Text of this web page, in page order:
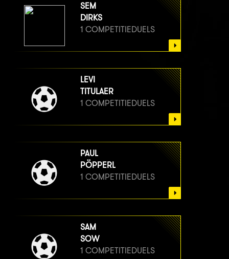
SEM
DIRKS
1 COMPETITIEDUELS
LEVI
TITULAER
1 COMPETITIEDUELS
PAUL
PÖPPERL
1 COMPETITIEDUELS
SAM
SOW
1 COMPETITIEDUELS